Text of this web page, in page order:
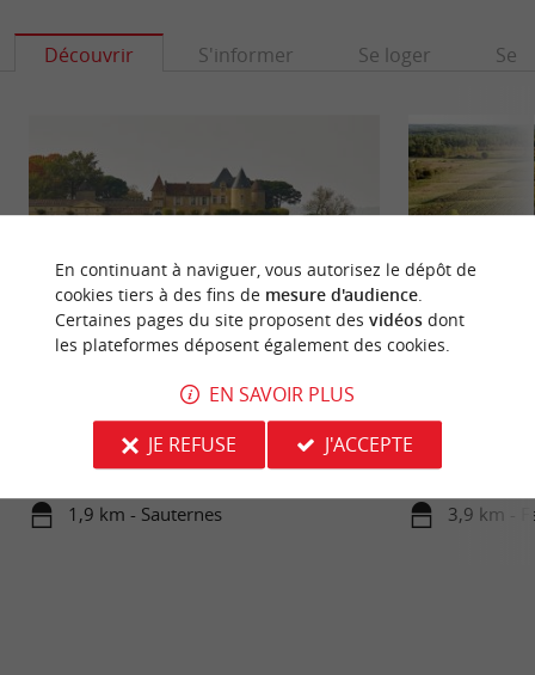
Découvrir S'informer Se loger Se
Situé sur la commune même de Sauternes, au sud
de Langon, le Château d’Yquem fait partie des
grands noms du ...
1,9 km - Sauternes
Le Château de
dans le vignoble
sur la rive gauche
3,9 km -
En continuant à naviguer, vous autorisez le dépôt de
cookies tiers à des fins de mesure d'audience.
Certaines pages du site proposent des vidéosdont
les plateformes déposent également des cookies.
EN SAVOIR PLUS
JE REFUSE
J'ACCEPTE